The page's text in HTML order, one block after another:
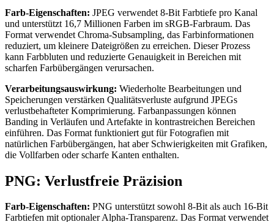
Farb-Eigenschaften: JPEG verwendet 8-Bit Farbtiefe pro Kanal
und unterstützt 16,7 Millionen Farben im sRGB-Farbraum. Das
Format verwendet Chroma-Subsampling, das Farbinformationen
reduziert, um kleinere Dateigrößen zu erreichen. Dieser Prozess
kann Farbbluten und reduzierte Genauigkeit in Bereichen mit
scharfen Farbübergängen verursachen.
Verarbeitungsauswirkung: Wiederholte Bearbeitungen und
Speicherungen verstärken Qualitätsverluste aufgrund JPEGs
verlustbehafteter Komprimierung. Farbanpassungen können
Banding in Verläufen und Artefakte in kontrastreichen Bereichen
einführen. Das Format funktioniert gut für Fotografien mit
natürlichen Farbübergängen, hat aber Schwierigkeiten mit Grafiken,
die Vollfarben oder scharfe Kanten enthalten.
PNG: Verlustfreie Präzision
Farb-Eigenschaften: PNG unterstützt sowohl 8-Bit als auch 16-Bit
Farbtiefen mit optionaler Alpha-Transparenz. Das Format verwendet